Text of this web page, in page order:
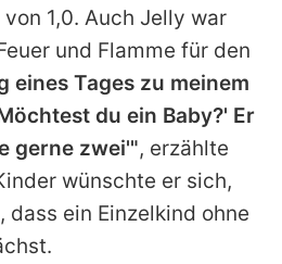
1,0. Auch Jelly war
und Flamme für den
eines Tages zu meinem
du ein Baby?' Er
gerne zwei'", erzählte
wünschte er sich,
ein Einzelkind ohne